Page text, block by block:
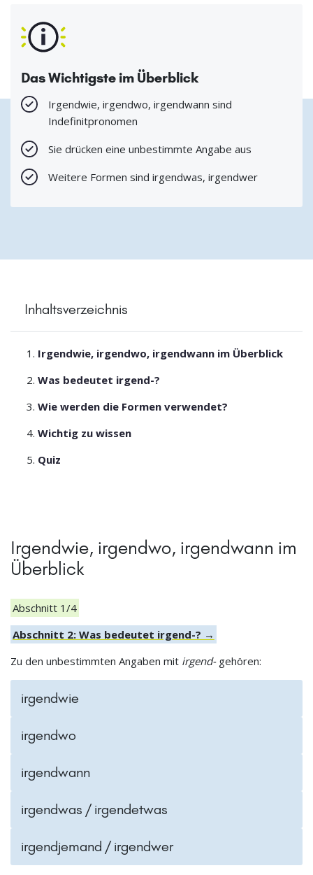
Das Wichtigste im Überblick
Irgendwie, irgendwo, irgendwann sind
Indefinitpronomen
Sie drücken eine unbestimmte Angabe aus
Weitere Formen sind irgendwas, irgendwer
Inhaltsverzeichnis
Irgendwie, irgendwo, irgendwann im Überblick
Was bedeutet irgend-?
Wie werden die Formen verwendet?
Wichtig zu wissen
Quiz
Irgendwie, irgendwo, irgendwann im
Überblick
Abschnitt 1/4
Abschnitt 2: Was bedeutet irgend-? →
Zu den unbestimmten Angaben mit irgend-gehören:
irgendwie
irgendwo
irgendwann
irgendwas / irgendetwas
irgendjemand / irgendwer